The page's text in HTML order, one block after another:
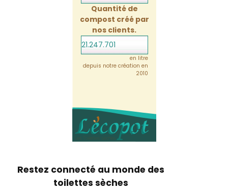
Quantité de
compost créé par
nos clients.
21.247.701
en litre
depuis notre création en
2010
Restez connecté au monde des
toilettes sèches